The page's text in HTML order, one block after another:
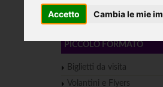
Accetto Cambia le mie
Home GADGET
PICCOLO FORMATO
Biglietti da visita
Volantini e Flyers